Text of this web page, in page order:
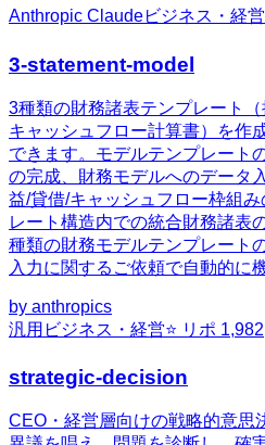
Anthropic Claudeビジネス・経営
3-statement-model
3種類の財務諸表テンプレート（
キャッシュフロー計算書）を作
できます。モデルテンプレート
の完成、財務モデルへのデータ
益/貸借/キャッシュフロー枠組
レート構造内での統合財務諸表
種類の財務モデルテンプレート
入力に関するご依頼で自動的に
by anthropics
汎用 ビジネス・経営⭐ リポ 1,982
strategic-decision
CEO・経営層向けの戦略的意思